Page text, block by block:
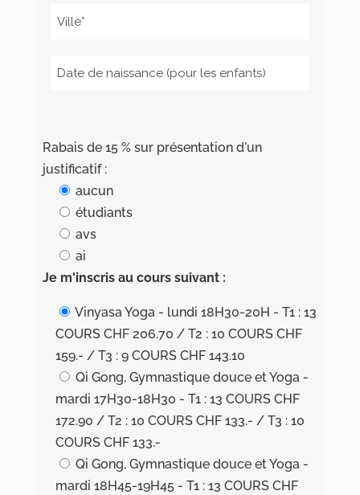
Rabais de 15 % sur présentation d'un
justificatif :
aucun
étudiants
avs
ai
Je m'inscris au cours suivant :
Vinyasa Yoga - lundi 18H30-20H - T1 : 13
COURS CHF 206.70 / T2 : 10 COURS CHF
159.- / T3 : 9 COURS CHF 143.10
Qi Gong, Gymnastique douce et Yoga -
mardi 17H30-18H30 - T1 : 13 COURS CHF
172.90 / T2 : 10 COURS CHF 133.- / T3 : 10
COURS CHF 133.-
Qi Gong, Gymnastique douce et Yoga -
mardi 18H45-19H45 - T1 : 13 COURS CHF